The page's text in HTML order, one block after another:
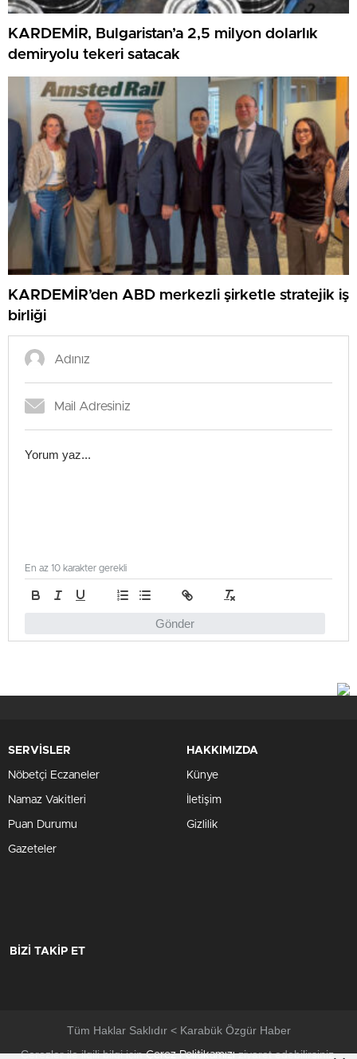
KARDEMİR, Bulgaristan’a 2,5 milyon dolarlık
demiryolu tekeri satacak
KARDEMİR’den ABD merkezli şirketle stratejik iş
birliği
Gönder
En az 10 karakter gerekli
SERVİSLER
Nöbetçi Eczaneler
Namaz Vakitleri
Puan Durumu
Gazeteler
HAKKIMIZDA
Künye
İletişim
Gizlilik
BİZİ TAKİP ET
Tüm Haklar Saklıdır < Karabük Özgür Haber
Çerezler ile ilgili bilgi içinÇerez Politikamızıziyaret edebilirsiniz.